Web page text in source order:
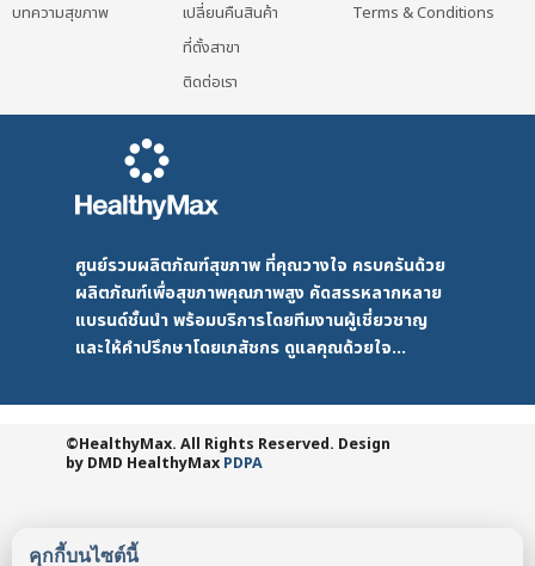
คุกกี้บนไซต์นี้
บทความสุขภาพ
เปลี่ยนคืนสินค้า
ที่ตั้งสาขา
ติดต่อเรา
Terms & Conditions
ศูนย์รวมผลิตภัณฑ์สุขภาพ ที่คุณวางใจ ครบครันด้วย
ผลิตภัณฑ์เพื่อสุขภาพคุณภาพสูง คัดสรรหลากหลาย
แบรนด์ชั้นนำ พร้อมบริการโดยทีมงานผู้เชี่ยวชาญ
และให้คำปรึกษาโดยเภสัชกร ดูแลคุณด้วยใจ...
©HealthyMax. All Rights Reserved. Design
by DMD HealthyMax PDPA